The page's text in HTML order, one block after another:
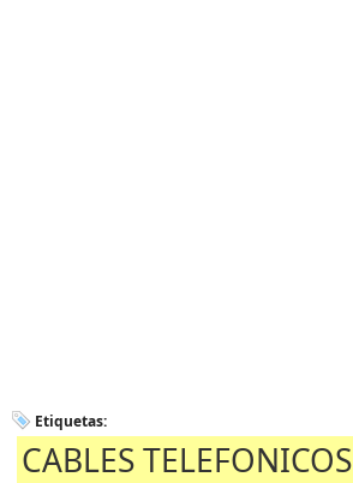
Etiquetas:
CABLES TELEFONICOS